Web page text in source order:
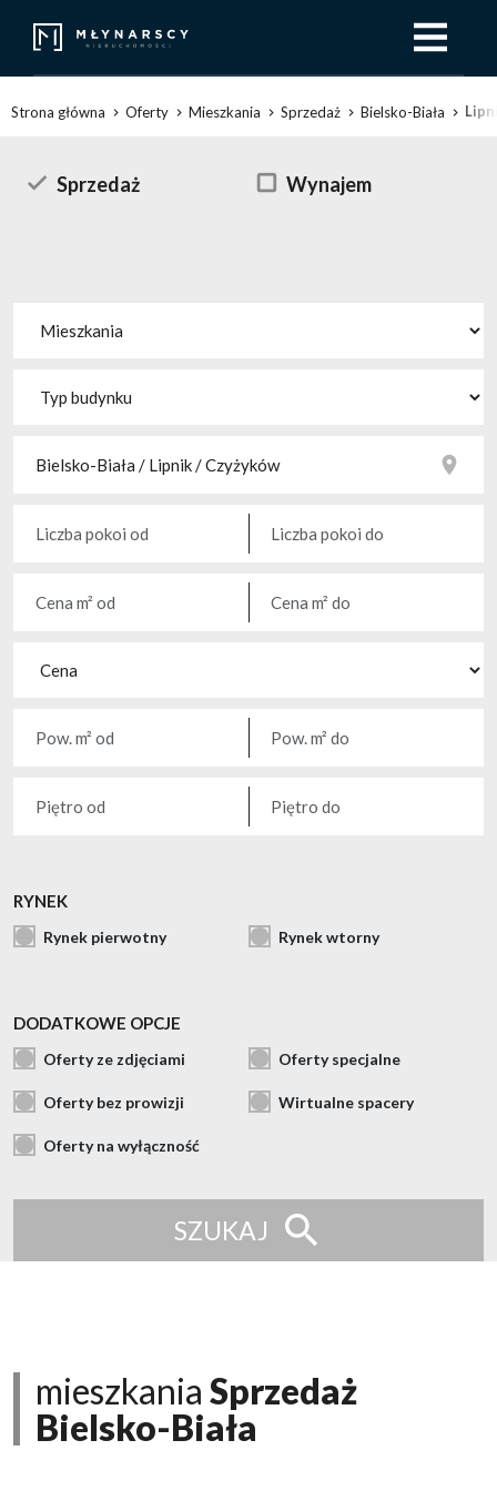
Strona główna Oferty Mieszkania Sprzedaż Bielsko-Biała
Sprzedaż Wynajem
RYNEK
Rynek pierwotny Rynek wtorny
DODATKOWE OPCJE
Oferty ze zdjęciami Oferty specjalne
Oferty bez prowizji Wirtualne spacery
Oferty na wyłączność
SZUKAJ
mieszkania Sprzedaż
Bielsko-Biała